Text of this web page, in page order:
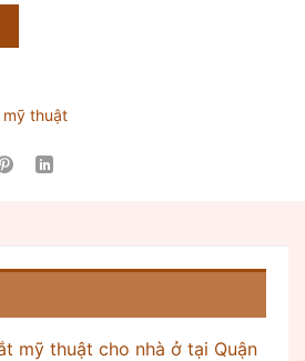
thuật
mỹ thuật cho nhà ở tại Quận